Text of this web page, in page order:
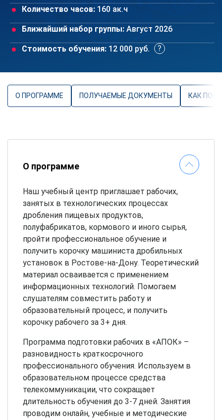
Количество часов: 160 ак.ч
Ближайший набор группы: Август 2026
Стоимость обучения: 12 000 руб.
О ПРОГРАММЕ ПОЛУЧАЕМЫЕ ДОКУМЕНТЫ КАК
О программе
Наш учебный центр приглашает рабочих,
занятых в технологических процессах
дробления пищевых продуктов,
полуфабрикатов, кормового и иного сырья,
пройти профессиональное обучение и
получить корочку машиниста дробильных
установок в Ростове-на-Дону. Теоретический
материал осваивается с применением
информационных технологий. Помогаем
слушателям совместить работу и
образовательный процесс, и получить
корочку рабочего за 3+ дня.
Программа подготовки рабочих в «АПОК» –
разновидность краткосрочного
профессионального обучения. Используем в
образовательном процессе средства
телекоммуникации, что сокращает
длительность обучения до 3-7 дней. Занятия
проводим онлайн, учебные и методические